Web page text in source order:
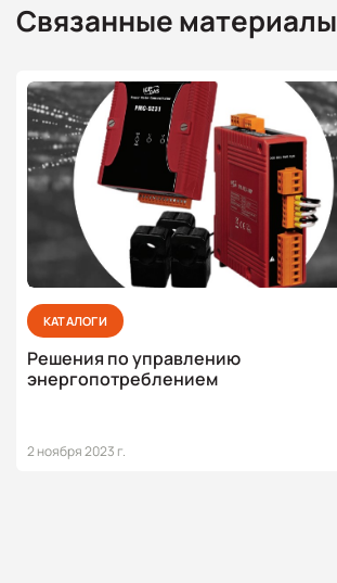
Связанные материалы
КАТАЛОГИ
Решения по управлению
энергопотреблением
2 ноября 2023 г.